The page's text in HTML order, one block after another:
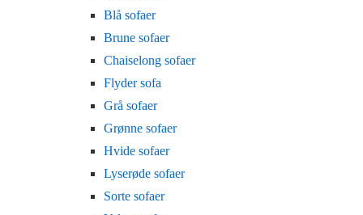
Blå sofaer
Brune sofaer
Chaiselong sofaer
Flyder sofa
Grå sofaer
Grønne sofaer
Hvide sofaer
Lyserøde sofaer
Sorte sofaer